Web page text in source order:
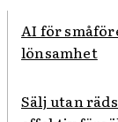
AI för
lönsamhet
Sälj utan